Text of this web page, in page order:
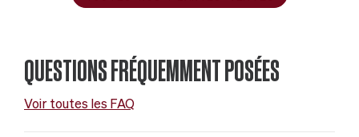
QUESTIONS FRÉQUEMMENT POSÉES
Voir toutes les FAQ